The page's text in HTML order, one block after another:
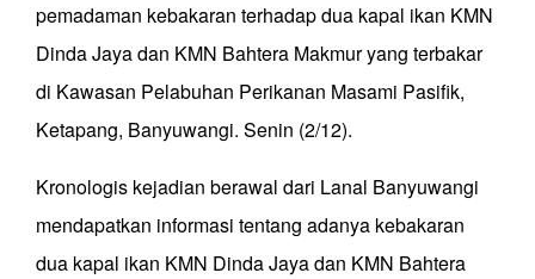
pemadaman kebakaran terhadap dua kapal ikan KMN
Dinda Jaya dan KMN Bahtera Makmur yang terbakar
di Kawasan Pelabuhan Perikanan Masami Pasifik,
Ketapang, Banyuwangi. Senin (2/12).
Kronologis kejadian berawal dari Lanal Banyuwangi
mendapatkan informasi tentang adanya kebakaran
dua kapal ikan KMN Dinda Jaya dan KMN Bahtera